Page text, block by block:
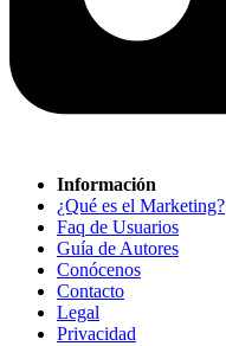
Información
¿Qué es el Marketing?
Faq de Usuarios
Guía de Autores
Conócenos
Contacto
Legal
Privacidad